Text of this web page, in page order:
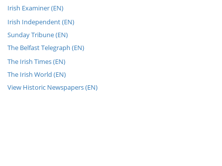
Irish Examiner (EN)
Irish Independent (EN)
Sunday Tribune (EN)
The Belfast Telegraph (EN)
The Irish Times (EN)
The Irish World (EN)
View Historic Newspapers (EN)